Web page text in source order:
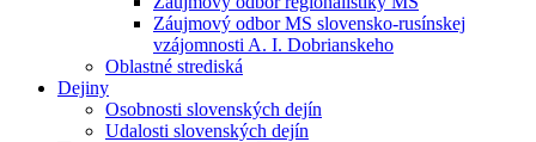
Záujmový odbor MS slovensko-rusínskej
vzájomnosti A. I. Dobrianskeho
Oblastné strediská
Dejiny
Osobnosti slovenských dejín
Udalosti slovenských dejín